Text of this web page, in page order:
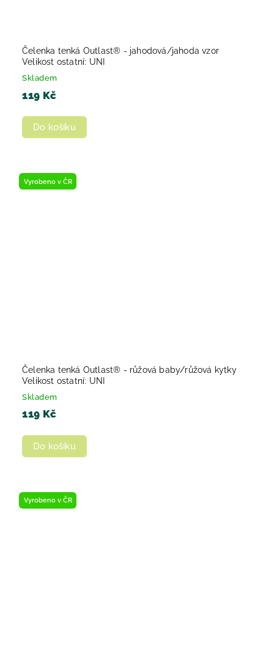
Čelenka tenká Outlast® - jahodová/jahoda vzor
Velikost ostatní: UNI
Skladem
119 Kč
Do košíku
Vyrobeno v ČR
Čelenka tenká Outlast® - růžová baby/růžová kytky
Velikost ostatní: UNI
Skladem
119 Kč
Do košíku
Vyrobeno v ČR